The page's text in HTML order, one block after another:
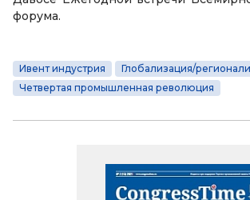
форума.
Ивент индустрия
Глобализация/
Четвертая промышленная революция